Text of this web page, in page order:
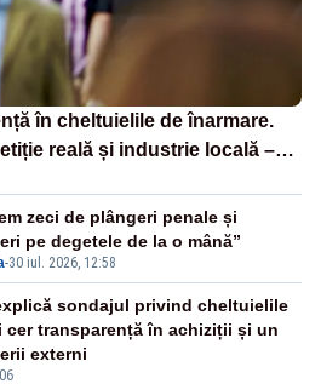
în cheltuielile de înarmare.
reală și industrie locală –
-30 iul. 2026, 12:58
zeci de plângeri penale și
pe degetele de la o mână”
sondajul privind cheltuielile
cer transparență în achiziții și un
externi